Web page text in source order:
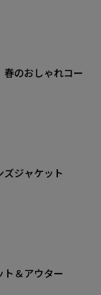
春のおしゃれコー
ズジャケット
ト＆アウター